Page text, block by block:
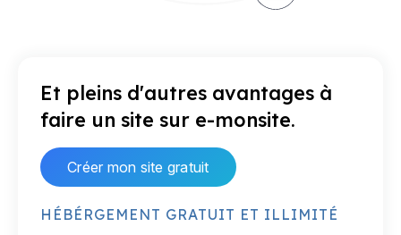
Et pleins d'autres avantages à
faire un site sur e-monsite.
Créer mon site gratuit
HÉBÉRGEMENT GRATUIT ET ILLIMITÉ